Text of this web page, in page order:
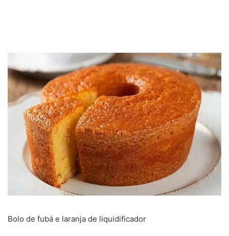
Bolo de fubá e laranja de liquidificador